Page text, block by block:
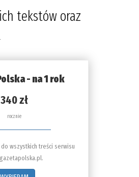
tekstów oraz
- na 1 rok
340 zł
rocznie
wszystkich treści serwisu